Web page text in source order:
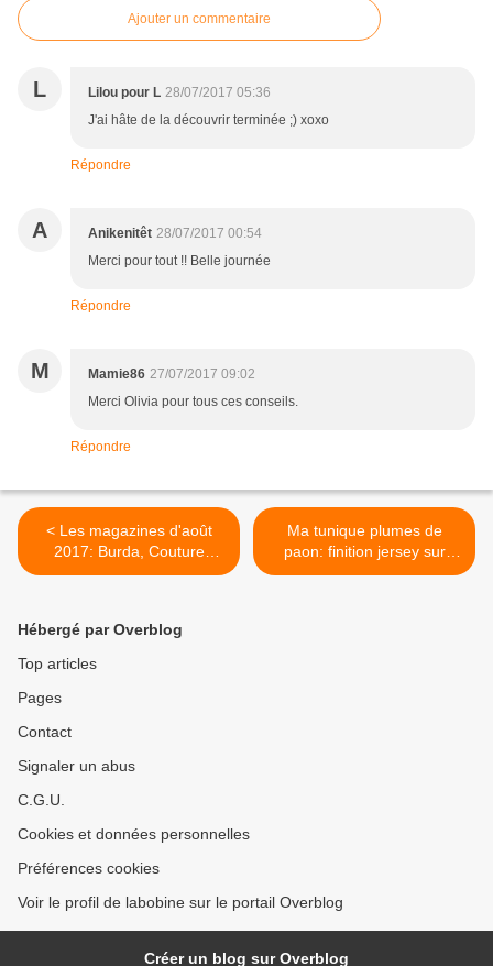
Ajouter un commentaire
L Lilou pour L 28/07/2017 05:36
J'ai hâte de la découvrir terminée ;) xoxo
Répondre
A Anikenitêt 28/07/2017 00:54
Merci pour tout !! Belle journée
Répondre
M Mamie86 27/07/2017 09:02
Merci Olivia pour tous ces conseils.
Répondre
< Les magazines d'août
2017: Burda, Couture
actuelle, Modes et Travaux
Ma tunique plumes de
paon: finition jersey sur
dentelle >
Hébergé par Overblog
Top articles
Pages
Contact
Signaler un abus
C.G.U.
Cookies et données personnelles
Préférences cookies
Voir le profil de labobine sur le portail Overblog
Créer un blog sur Overblog